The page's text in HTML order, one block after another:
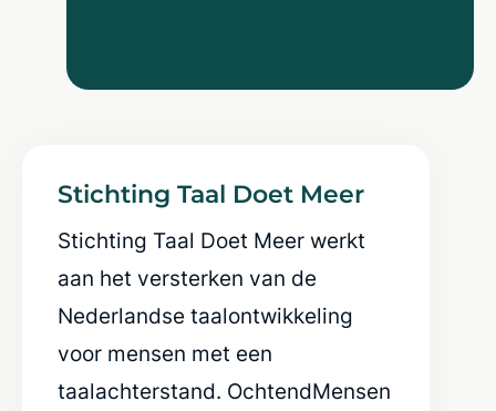
Stichting Taal Doet Meer
Stichting Taal Doet Meer werkt
aan het versterken van de
Nederlandse taalontwikkeling
voor mensen met een
taalachterstand. OchtendMensen